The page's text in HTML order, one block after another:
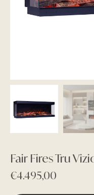
Fair Fires Tru
€4.495,00